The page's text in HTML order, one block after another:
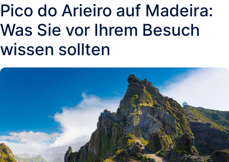
Pico do Arieiro auf Madeira:
Was Sie vor Ihrem Besuch
wissen sollten